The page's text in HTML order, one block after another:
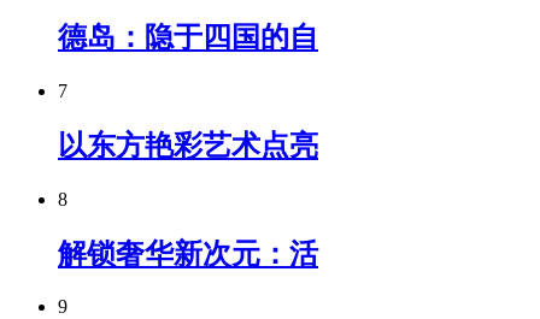
德岛：隐于四国的自
7
以东方艳彩艺术点亮
8
解锁奢华新次元：活
9